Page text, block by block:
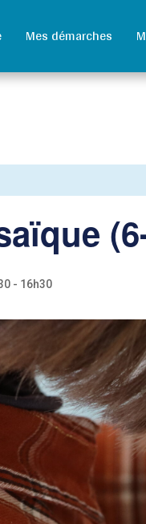
Mes démarches
- 16h30